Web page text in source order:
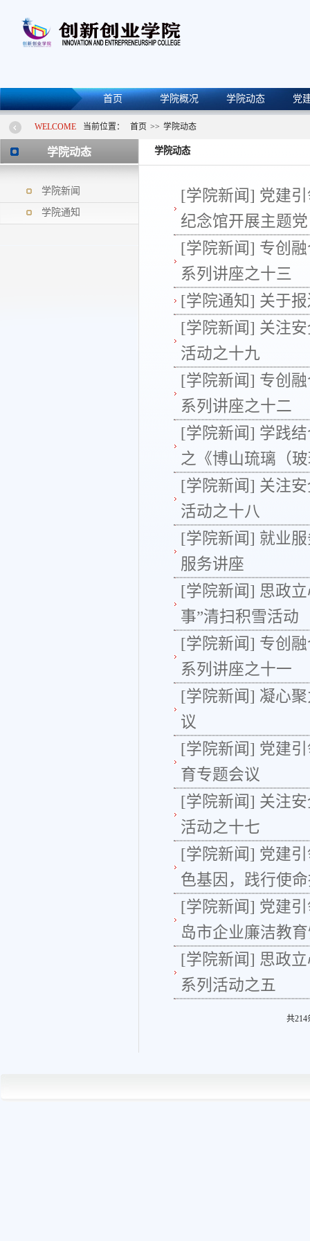
首页 学院概况 学院动态 党
WELCOME 当前位置： 首页 >> 学院动态
学院动态
学院新闻
学院通知
学院动态
[学院新闻] 党建
纪念馆开展主题
[学院新闻] 专创
系列讲座之十三
[学院通知] 关于
[学院新闻] 关注
活动之十九
[学院新闻] 专创
系列讲座之十二
[学院新闻] 学践
之《博山琉璃（
[学院新闻] 关注
活动之十八
[学院新闻] 就业
服务讲座
[学院新闻] 思政
事”清扫积雪活动
[学院新闻] 专创
系列讲座之十一
[学院新闻] 凝心
议
[学院新闻] 党建
育专题会议
[学院新闻] 关注
活动之十七
[学院新闻] 党建
色基因，践行使
[学院新闻] 党建
岛市企业廉洁教
[学院新闻] 思政
系列活动之五
共214